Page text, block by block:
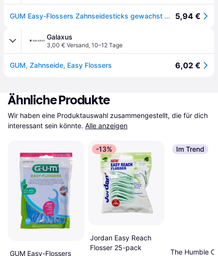
GUM Easy-Flossers Zahnseidesticks gewachst mint, 30 St. Zahnseide 5,94 €
Galaxus
3,00 € Versand, 10–12 Tage
GUM, Zahnseide, Easy Flossers 6,02 €
Ähnliche Produkte
Wir haben eine Produktauswahl zusammengestellt, die für dich
interessant sein könnte. Alle anzeigen
GUM Easy-Flossers
-13%
Jordan Easy Reach
Flosser 25-pack
Im Trend
The Humble